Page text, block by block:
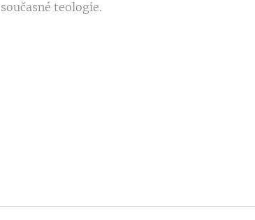
současné teologie.